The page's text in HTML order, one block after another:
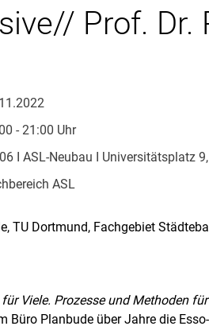
Prof. Dr.
- 21:00 Uhr
I ASL-Neubau I Universitätsplatz
ASL
TU Dortmund, Fachgebiet
Viele. Prozesse und Methoden
Büro Planbude über Jahre die